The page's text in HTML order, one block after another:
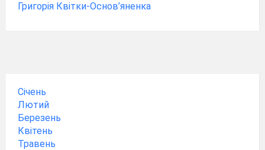
Григорія Квітки-Основ’яненка
Січень
Лютий
Березень
Квітень
Травень